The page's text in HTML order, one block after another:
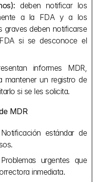
deben notificar los
a la FDA y a los
graves deben notificarse
si se desconoce el
informes MDR,
mantener un registro de
si se les solicita.
MDR
estándar de
urgentes que
inmediata.